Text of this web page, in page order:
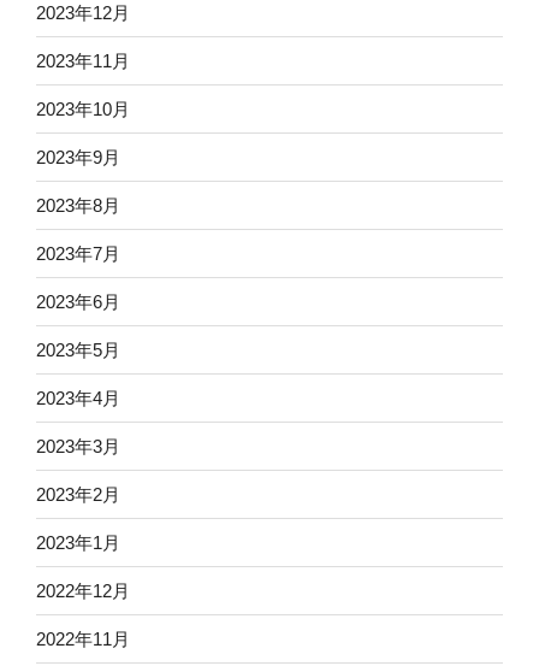
2023年12月
2023年11月
2023年10月
2023年9月
2023年8月
2023年7月
2023年6月
2023年5月
2023年4月
2023年3月
2023年2月
2023年1月
2022年12月
2022年11月